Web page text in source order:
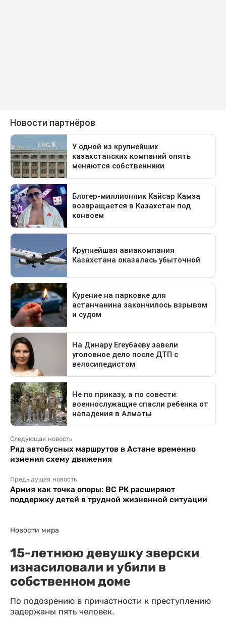
Следующая новость
Ряд автобусных маршрутов в Астане временно
изменил схему движения
Предыдущая новость
Армия как точка опоры: ВС РК расширяют
поддержку детей в трудной жизненной ситуации
Новости мира
15-летнюю девушку зверски
изнасиловали и убили в
собственном доме
По подозрению в причастности к преступлению
задержаны пять человек.